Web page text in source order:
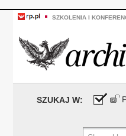
SZKOLENIA I
SZUKAJ W: